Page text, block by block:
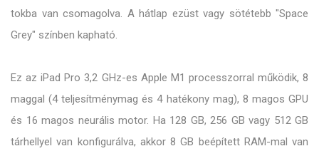
tokba van csomagolva. A hátlap ezüst vagy sötétebb "Space
Grey" színben kapható.
Ez az iPad Pro 3,2 GHz-es Apple M1 processzorral működik, 8
maggal (4 teljesítménymag és 4 hatékony mag), 8 magos GPU
és 16 magos neurális motor. Ha 128 GB, 256 GB vagy 512 GB
tárhellyel van konfigurálva, akkor 8 GB beépített RAM-mal van